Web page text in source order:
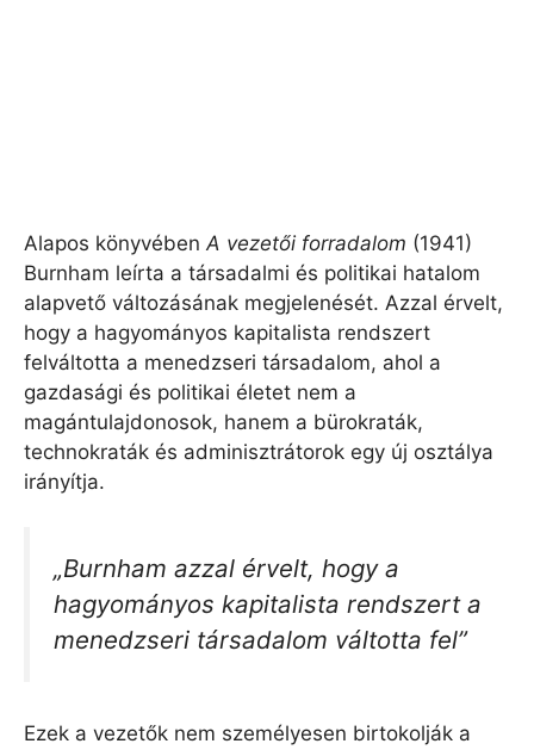
Alapos könyvében A vezetői forradalom (1941)
Burnham leírta a társadalmi és politikai hatalom
alapvető változásának megjelenését. Azzal érvelt,
hogy a hagyományos kapitalista rendszert
felváltotta a menedzseri társadalom, ahol a
gazdasági és politikai életet nem a
magántulajdonosok, hanem a bürokraták,
technokraták és adminisztrátorok egy új osztálya
irányítja.
„Burnham azzal érvelt, hogy a
hagyományos kapitalista rendszert a
menedzseri társadalom váltotta fel”
Ezek a vezetők nem személyesen birtokolják a